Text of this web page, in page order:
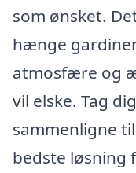
som ønsket.
hænge
atmosfære og
vil elske. Tag
sammenligne
bedste løsning